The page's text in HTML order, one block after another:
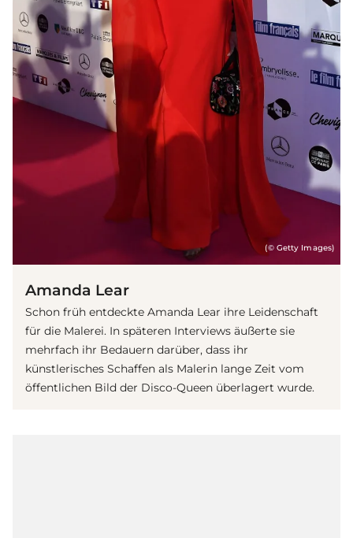
(© Getty Images)
Amanda Lear
Schon früh entdeckte Amanda Lear ihre Leidenschaft
für die Malerei. In späteren Interviews äußerte sie
mehrfach ihr Bedauern darüber, dass ihr
künstlerisches Schaffen als Malerin lange Zeit vom
öffentlichen Bild der Disco-Queen überlagert wurde.